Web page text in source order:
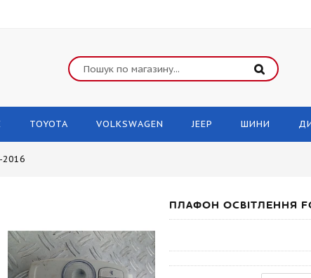
TOYOTA VOLKSWAGEN JEEP ШИНИ
2016
ПЛАФОН ОСВІТЛЕННЯ